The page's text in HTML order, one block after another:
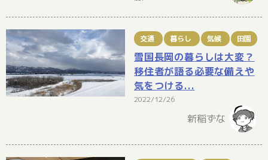
交通 暮らし 気候 田園
雪国長岡の暮らしは大変？
移住者が語る必要な備えや
気をつける...
2022/12/26
新稲ずな